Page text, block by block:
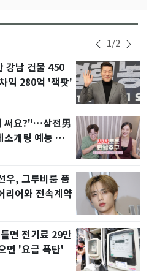
1/2
강남 건물 450
익 280억 '잭팟'
써요?"…삼전男
개팅 예능 화
우, 그루비룸 품
어와 전속계약
면 전기료 29만
면 '요금 폭탄'